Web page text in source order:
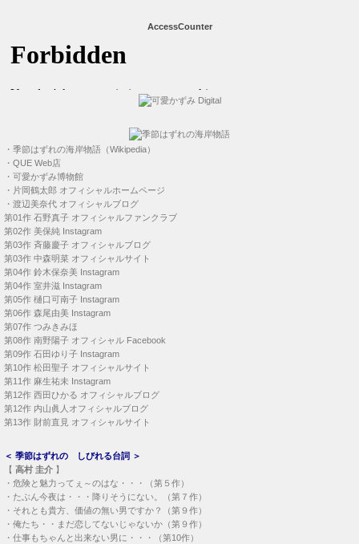
AccessCounter
・ 季節はずれの海岸物語（Wikipedia）
・ QUE Web店
・ 可愛かずみ博物館
・ 片岡鶴太郎 オフィシャルホームページ
・ 渡辺美奈代 オフィシャルブログ
第01作 石野真子 オフィシャルファンクラブ
第02作 美保純 Instagram
第03作 斉藤慶子 オフィシャルブログ
第03作 中森明菜 オフィシャルサイト
第04作 鈴木保奈美 Instagram
第04作 室井滋 Instagram
第05作 樋口可南子 Instagram
第06作 森尾由美 Instagram
第07作 つみきみほ
第08作 南野陽子 オフィシャル Facebook
第09作 石田ゆり子 Instagram
第10作 松田聖子 オフィシャルサイト
第11作 麻生祐未 Instagram
第12作 西田ひかる オフィシャルブログ
第12作 内山眞人オフィシャルブログ
第13作 財前直見 オフィシャルサイト
＜ 季節はずれの しびれる台詞 ＞
【 高村 圭介 】
・ 危険と魅力ってぇ～のはな・・・（第５作）
・ たぶん今夜は・・・降りそうにない。（第７作）
・ それとも貴方、価値の無い男ですか？（第９作）
・ 俺たち・・まだ恋してないじゃないか（第９作）
・ 仕事もちゃんと出来ない男に・・・（第10作）